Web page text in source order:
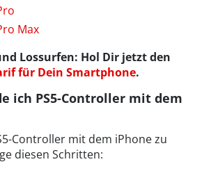
Max
Lossurfen: Hol Dir jetzt den
für Dein Smartphone.
ich PS5-Controller mit dem
Controller mit dem iPhone zu
diesen Schritten: